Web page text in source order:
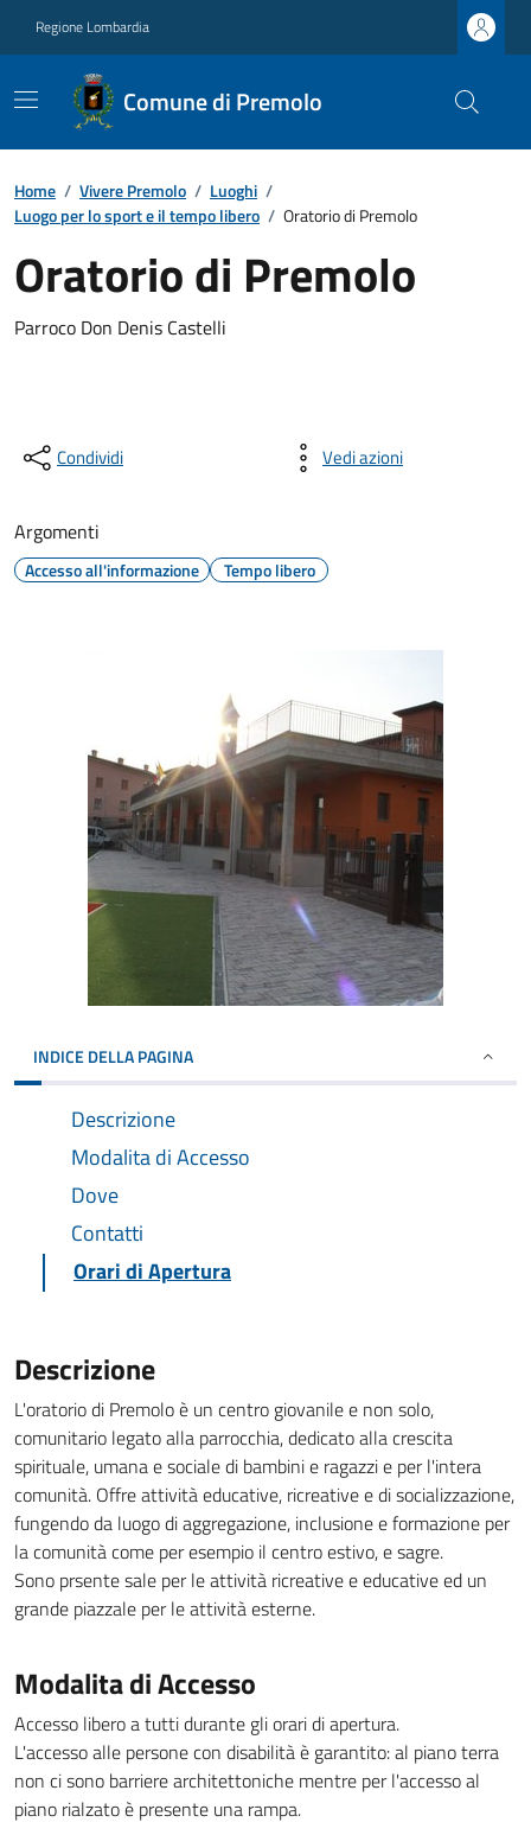
Regione Lombardia
Comune di Premolo
Home / Vivere Premolo / Luoghi /
Luogo per lo sport e il tempo libero / Oratorio di Premolo
Oratorio di Premolo
Parroco Don Denis Castelli
Condividi Vedi azioni
Argomenti
Accesso all'informazione Tempo libero
INDICE DELLA PAGINA
Descrizione
Modalita di Accesso
Dove
Contatti
Orari di Apertura
Descrizione
L'oratorio di Premolo è un centro giovanile e non solo,
comunitario legato alla parrocchia, dedicato alla crescita
spirituale, umana e sociale di bambini e ragazzi e per l'intera
comunità. Offre attività educative, ricreative e di socializzazione,
fungendo da luogo di aggregazione, inclusione e formazione per
la comunità come per esempio il centro estivo, e sagre.
Sono prsente sale per le attività ricreative e educative ed un
grande piazzale per le attività esterne.
Modalita di Accesso
Accesso libero a tutti durante gli orari di apertura.
L'accesso alle persone con disabilità è garantito: al piano terra
non ci sono barriere architettoniche mentre per l'accesso al
piano rialzato è presente una rampa.